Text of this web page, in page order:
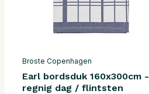
Broste Copenhagen
Earl bordsduk 160x300cm -
regnig dag / flintsten